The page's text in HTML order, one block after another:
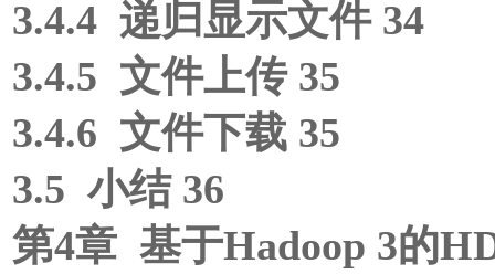
3.4.4 递归显示文件 34
3.4.5 文件上传 35
3.4.6 文件下载 35
3.5 小结 36
第4章 基于Hadoop 3的